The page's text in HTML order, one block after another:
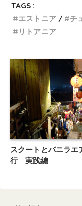
TAGS :
エストニア
チ
リトアニア
スクートとバニラエ
行 実践編